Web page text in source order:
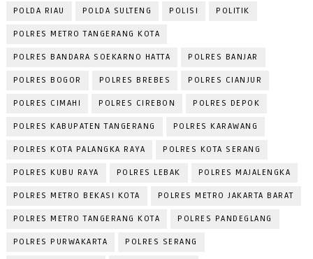
POLDA RIAU POLDA SULTENG POLISI POLITIK
POLRES METRO TANGERANG KOTA
POLRES BANDARA SOEKARNO HATTA POLRES BANJAR
POLRES BOGOR POLRES BREBES POLRES CIANJUR
POLRES CIMAHI POLRES CIREBON POLRES DEPOK
POLRES KABUPATEN TANGERANG POLRES KARAWANG
POLRES KOTA PALANGKA RAYA POLRES KOTA SERANG
POLRES KUBU RAYA POLRES LEBAK POLRES MAJALENGKA
POLRES METRO BEKASI KOTA POLRES METRO JAKARTA BARAT
POLRES METRO TANGERANG KOTA POLRES PANDEGLANG
POLRES PURWAKARTA POLRES SERANG